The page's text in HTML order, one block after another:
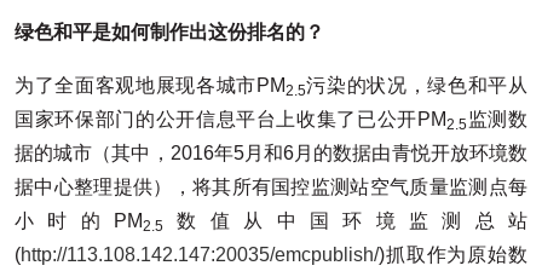
绿色和平是如何制作出这份排名的？
为了全面客观地展现各城市PM2.5污染的状况，绿色和平从
国家环保部门的公开信息平台上收集了已公开PM2.5监测数
据的城市（其中，2016年5月和6月的数据由青悦开放环境数
据中心整理提供），将其所有国控监测站空气质量监测点每
小时的PM2.5
数值从中国环境监测总站
(http://113.108.142.147:20035/emcpublish/)抓取作为原始数